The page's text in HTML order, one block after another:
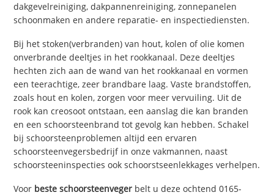
dakgevelreiniging, dakpannenreiniging, zonnepanelen
schoonmaken en andere reparatie- en inspectiediensten.
Bij het stoken(verbranden) van hout, kolen of olie komen
onverbrande deeltjes in het rookkanaal. Deze deeltjes
hechten zich aan de wand van het rookkanaal en vormen
een teerachtige, zeer brandbare laag. Vaste brandstoffen,
zoals hout en kolen, zorgen voor meer vervuiling. Uit de
rook kan creosoot ontstaan, een aanslag die kan branden
en een schoorsteenbrand tot gevolg kan hebben. Schakel
bij schoorsteenproblemen altijd een ervaren
schoorsteenvegersbedrijf in onze vakmannen, naast
schoorsteeninspecties ook schoorstseenlekkages verhelpen.
Voor beste schoorsteenveger belt u deze ochtend 0165-